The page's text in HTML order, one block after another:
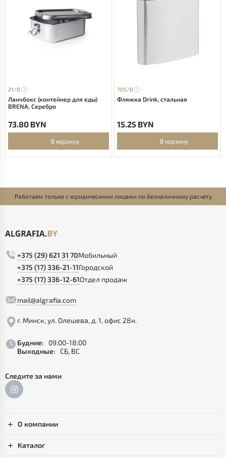
21/0
Ланчбокс (контейнер для еды)
BRENA, Серебро
73.80 BYN
В корзину
705/0
Фляжка Drink, стальная
15.25 BYN
В корзину
Работаем только с юридическими лицами по безналичному расчету
+375 (29) 621 31 70Мобильный
+375 (17) 336-21-11Городской
+375 (17) 336-12-61Отдел продаж
mail@algrafia.com
г. Минск, ул. Олешева, д. 1, офис 28н.
Будние:
09:00-18:00
Выходные: СБ, ВС
Следите за нами
О компании
Каталог